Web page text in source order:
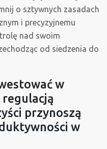
o sztywnych zasadach
i precyzyjnemu
nad swoim
od siedzenia do
w
regulacją
przynoszą
w